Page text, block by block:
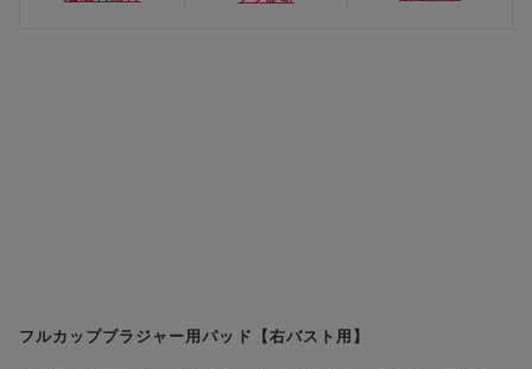
フルカップブラジャー用パッド【右バスト用】